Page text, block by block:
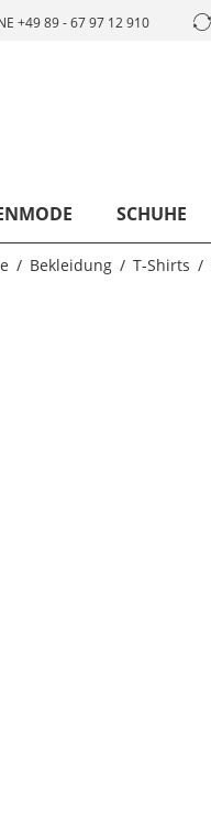
+49 89 - 67 97 12 910
SCHUHE
Bekleidung T-Shirts